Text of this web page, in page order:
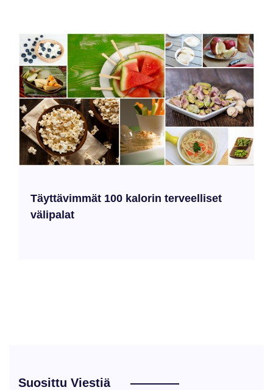
Täyttävimmät 100 kalorin terveelliset
välipalat
Suosittu Viestiä